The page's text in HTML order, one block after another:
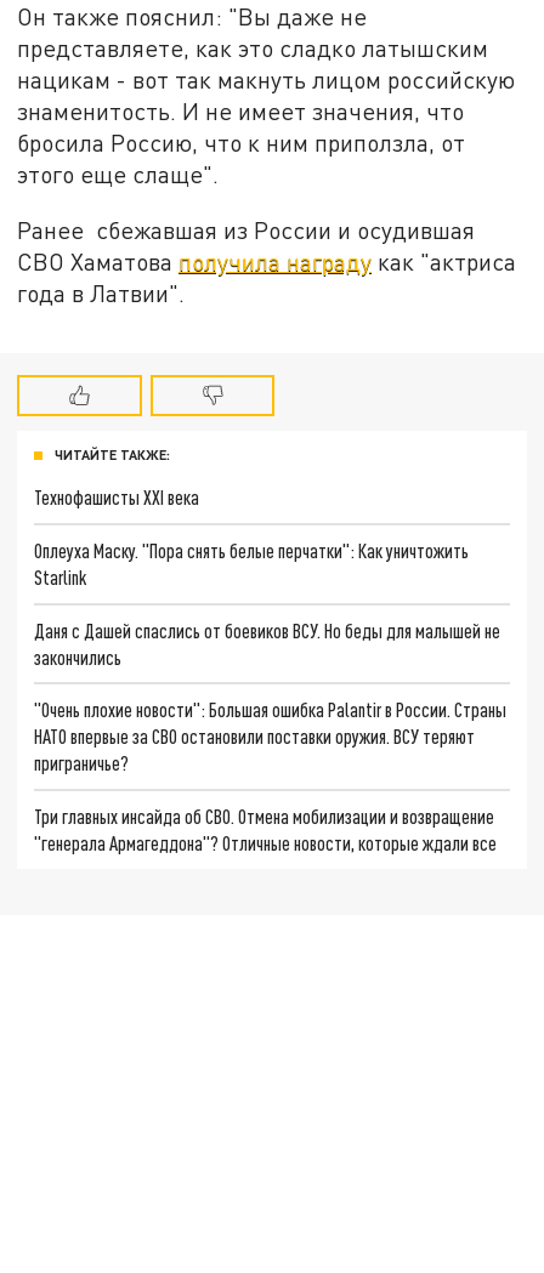
Он также пояснил: "Вы даже не
представляете, как это сладко латышским
нацикам - вот так макнуть лицом российскую
знаменитость. И не имеет значения, что
бросила Россию, что к ним приползла, от
этого еще слаще".
Ранее сбежавшая из России и осудившая
СВО Хаматова получила награду как "актриса
года в Латвии".
ЧИТАЙТЕ ТАКЖЕ:
Технофашисты XXI века
Оплеуха Маску. "Пора снять белые перчатки": Как уничтожить
Starlink
Даня с Дашей спаслись от боевиков ВСУ. Но беды для малышей не
закончились
"Очень плохие новости": Большая ошибка Palantir в России. Страны
НАТО впервые за СВО остановили поставки оружия. ВСУ теряют
приграничье?
Три главных инсайда об СВО. Отмена мобилизации и возвращение
"генерала Армагеддона"? Отличные новости, которые ждали все